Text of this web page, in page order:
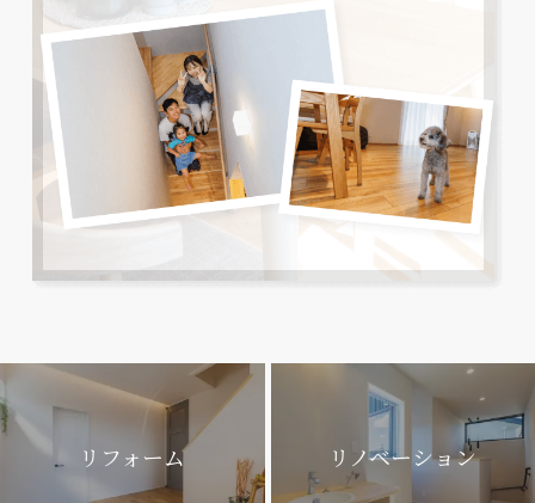
リフォーム リノベーション